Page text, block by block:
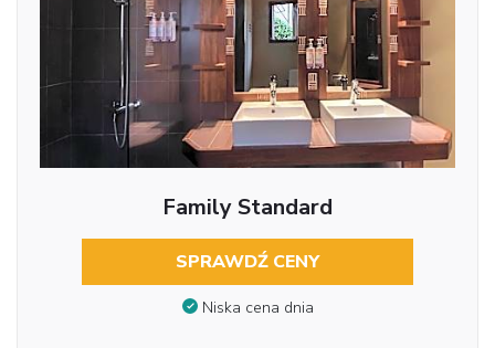
Family Standard
SPRAWDŹ CENY
Niska cena dnia